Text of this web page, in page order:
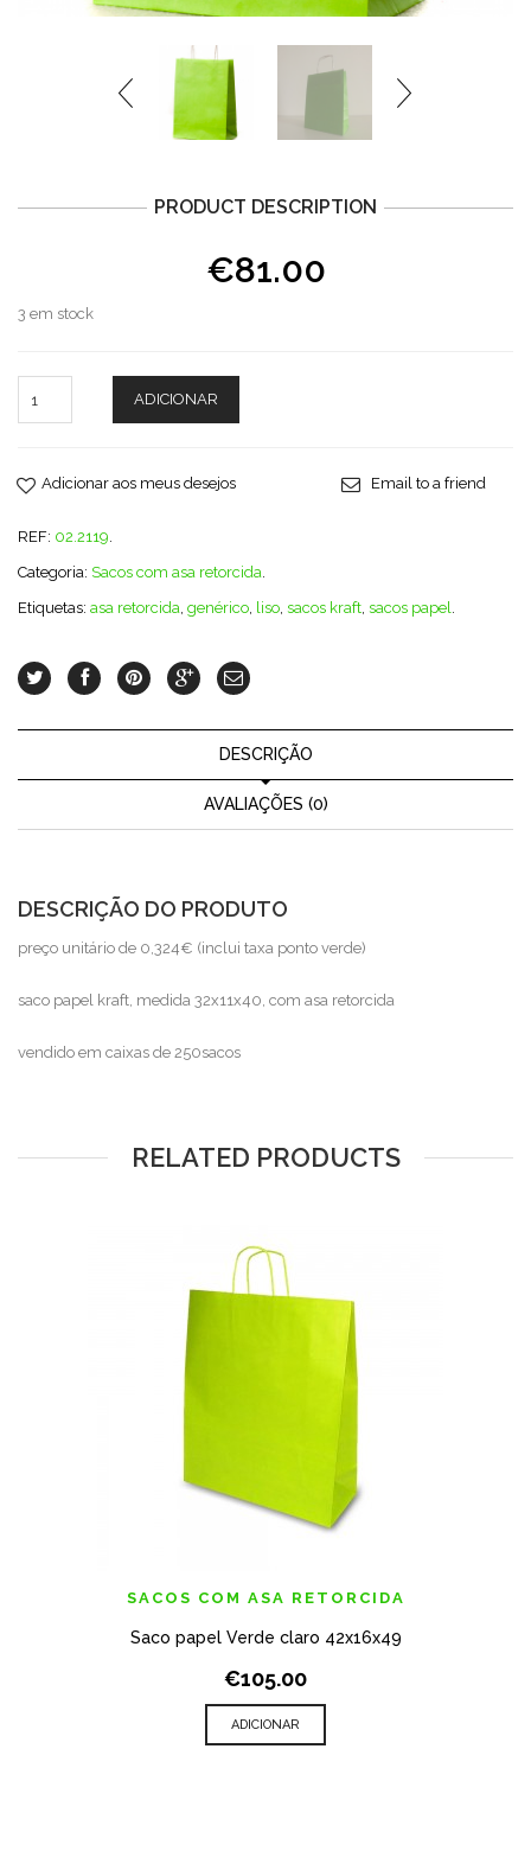
PRODUCT DESCRIPTION
€81.00
3 em stock
ADICIONAR
Adicionar aos meus desejos Email to a friend
REF: 02.2119.
Categoria: Sacos com asa retorcida.
Etiquetas: asa retorcida, genérico, liso, sacos kraft, sacos papel.
DESCRIÇÃO
AVALIAÇÕES (0)
DESCRIÇÃO DO PRODUTO
preço unitário de 0,324€ (inclui taxa ponto verde)
saco papel kraft, medida 32x11x40, com asa retorcida
vendido em caixas de 250sacos
RELATED PRODUCTS
SACOS COM ASA RETORCIDA
Saco papel Verde claro 42x16x49
€105.00
ADICIONAR